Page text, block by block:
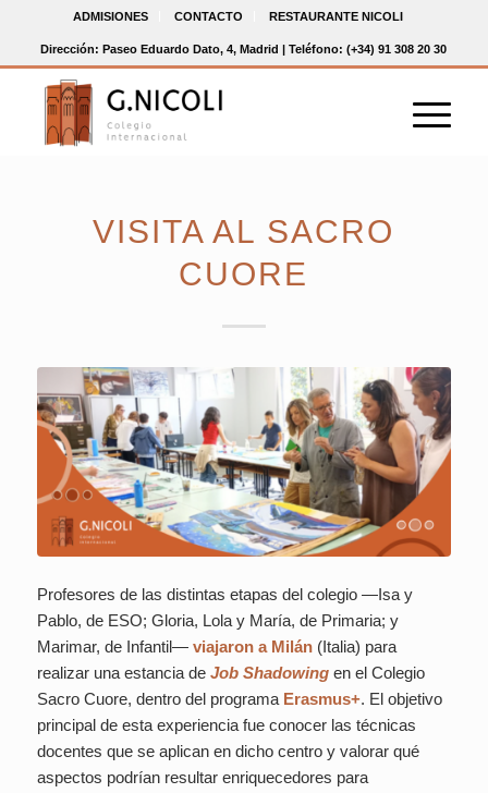
ADMISIONES CONTACTO RESTAURANTE NICOLI
Dirección: Paseo Eduardo Dato, 4, Madrid | Teléfono: (+34) 91 308 20 30
VISITA AL SACRO
CUORE
Profesores de las distintas etapas del colegio —Isa y
Pablo, de ESO; Gloria, Lola y María, de Primaria; y
Marimar, de Infantil— viajaron a Milán(Italia) para
realizar una estancia de Job Shadowingen el Colegio
Sacro Cuore, dentro del programa Erasmus+. El objetivo
principal de esta experiencia fue conocer las técnicas
docentes que se aplican en dicho centro y valorar qué
aspectos podrían resultar enriquecedores para